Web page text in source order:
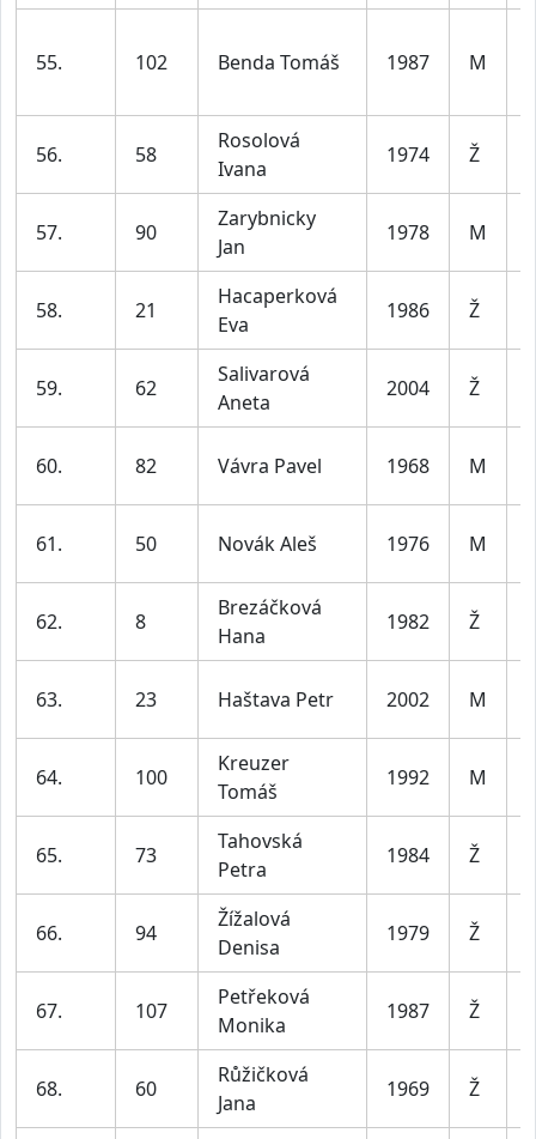
55. 102 Benda Tomáš 1987 M
56. 58
Rosolová
Ivana
1974 Ž
57. 90
Zarybnicky
Jan
1978 M
58. 21
Hacaperková
Eva
1986 Ž
59. 62
Salivarová
Aneta
2004 Ž
60. 82 Vávra Pavel 1968 M
61. 50 Novák Aleš 1976 M
62. 8
Brezáčková
Hana
1982 Ž
63. 23 Haštava Petr 2002 M
64. 100
Kreuzer
Tomáš
1992 M
65. 73
Tahovská
Petra
1984 Ž
66. 94
Žížalová
Denisa
1979 Ž
67. 107
Petřeková
Monika
1987 Ž
68. 60
Růžičková
Jana
1969 Ž